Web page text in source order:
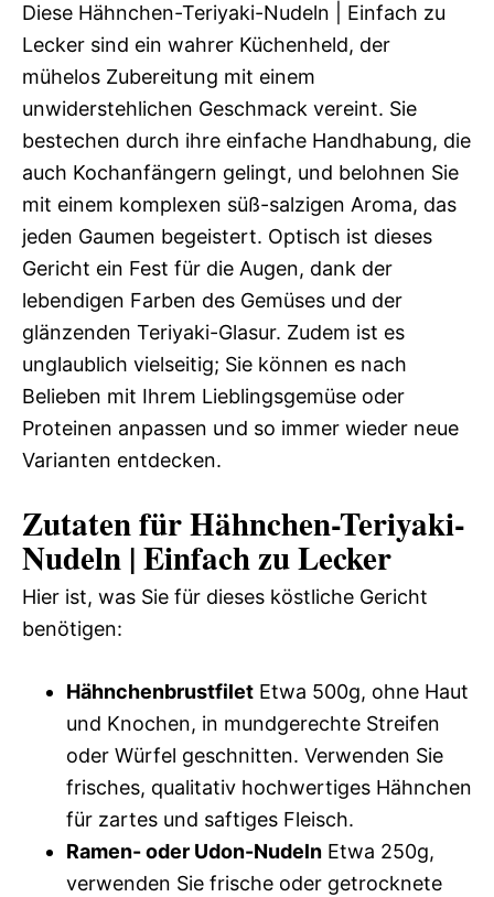
Diese Hähnchen-Teriyaki-Nudeln | Einfach zu
Lecker sind ein wahrer Küchenheld, der
mühelos Zubereitung mit einem
unwiderstehlichen Geschmack vereint. Sie
bestechen durch ihre einfache Handhabung, die
auch Kochanfängern gelingt, und belohnen Sie
mit einem komplexen süß-salzigen Aroma, das
jeden Gaumen begeistert. Optisch ist dieses
Gericht ein Fest für die Augen, dank der
lebendigen Farben des Gemüses und der
glänzenden Teriyaki-Glasur. Zudem ist es
unglaublich vielseitig; Sie können es nach
Belieben mit Ihrem Lieblingsgemüse oder
Proteinen anpassen und so immer wieder neue
Varianten entdecken.
Zutaten für Hähnchen-Teriyaki-
Nudeln | Einfach zu Lecker
Hier ist, was Sie für dieses köstliche Gericht
benötigen:
Hähnchenbrustfilet Etwa 500g, ohne Haut
und Knochen, in mundgerechte Streifen
oder Würfel geschnitten. Verwenden Sie
frisches, qualitativ hochwertiges Hähnchen
für zartes und saftiges Fleisch.
Ramen- oder Udon-Nudeln Etwa 250g,
verwenden Sie frische oder getrocknete